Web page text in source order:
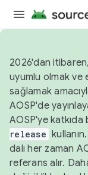
2026'dan
uyumlu olmak ve
sağlamak
AOSP'de
AOSP'ye katkıda
release kullanın.
dalı her zaman
referans alır.